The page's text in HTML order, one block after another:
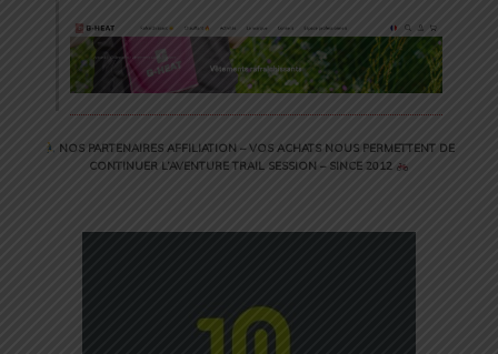
NOS PARTENAIRES AFFILIATION – VOS ACHATS NOUS PERMETTENT DE
CONTINUER L’AVENTURE TRAIL SESSION – SINCE 2012